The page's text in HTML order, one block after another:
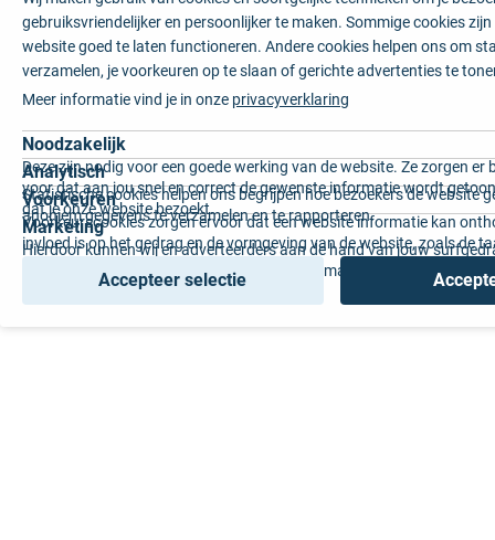
gebruiksvriendelijker en persoonlijker te maken. Sommige cookies
website goed te laten functioneren. Andere cookies helpen ons om
verzamelen, je voorkeuren op te slaan of gerichte advertenties te
Meer informatie vind je in onze privacyverklaring
Noodzakelijk
Deze zijn nodig voor een goede werking van de website. Ze zorgen er
voor dat aan jou snel en correct de gewenste informatie wordt
dat je onze website bezoekt.
Analytisch
Statistische cookies helpen ons begrijpen hoe bezoekers de website
anoniem gegevens te verzamelen en te rapporteren.
Voorkeuren
Voorkeurscookies zorgen ervoor dat een website informatie kan
invloed is op het gedrag en de vormgeving van de website, zoals de
Marketing
Hierdoor kunnen wij en adverteerders aan de hand van jouw
gepersonaliseerde online advertenties en op maat gemaakte content
Accepteer selectie